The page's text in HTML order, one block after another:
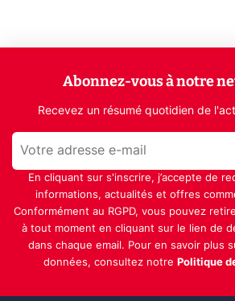
Abonnez-vous à notre
Recevez un résumé quotidien de
En cliquant sur s'inscrire, j’accepte de
informations, actualités et offres
Conformément au RGPD, vous pouvez
à tout moment en cliquant sur le lien de
dans chaque email. Pour en savoir plus
données, consultez notre Politique